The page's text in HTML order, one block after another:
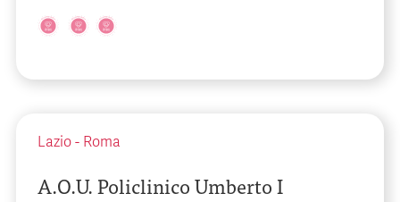
Lazio - Roma
A.O.U. Policlinico Umberto I